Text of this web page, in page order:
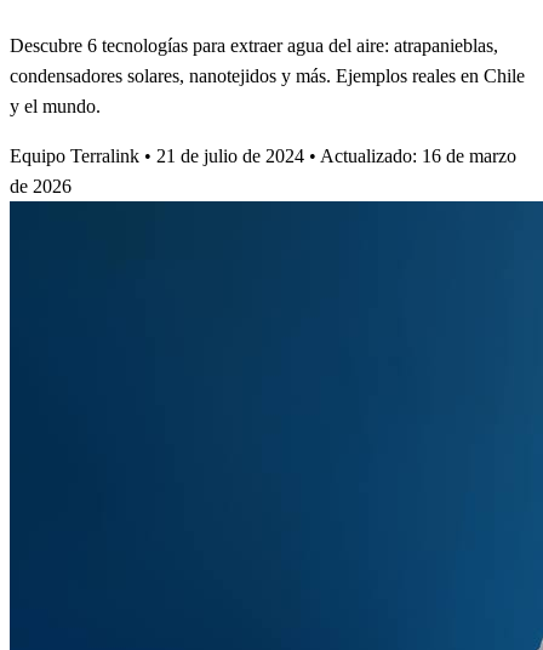
Descubre 6 tecnologías para extraer agua del aire: atrapanieblas,
condensadores solares, nanotejidos y más. Ejemplos reales en Chile
y el mundo.
Equipo Terralink • 21 de julio de 2024 • Actualizado: 16 de marzo
de 2026